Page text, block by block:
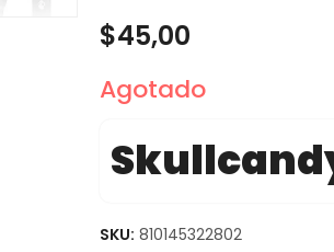
$45,00
Agotado
SKU: 810145322802